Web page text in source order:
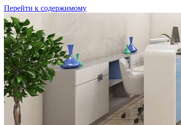
Перейти к содержимому